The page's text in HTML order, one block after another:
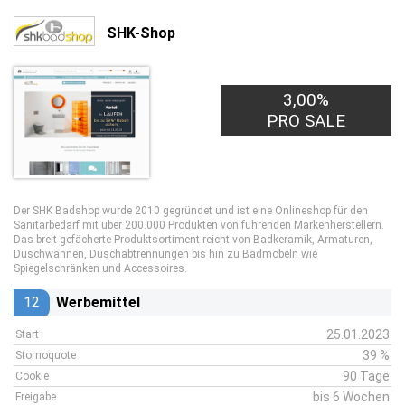
SHK-Shop
3,00%
PRO SALE
Der SHK Badshop wurde 2010 gegründet und ist eine Onlineshop für den
Sanitärbedarf mit über 200.000 Produkten von führenden Markenherstellern.
Das breit gefächerte Produktsortiment reicht von Badkeramik, Armaturen,
Duschwannen, Duschabtrennungen bis hin zu Badmöbeln wie
Spiegelschränken und Accessoires.
12 Werbemittel
Start 25.01.2023
Stornoquote 39 %
Cookie 90 Tage
Freigabe bis 6 Wochen